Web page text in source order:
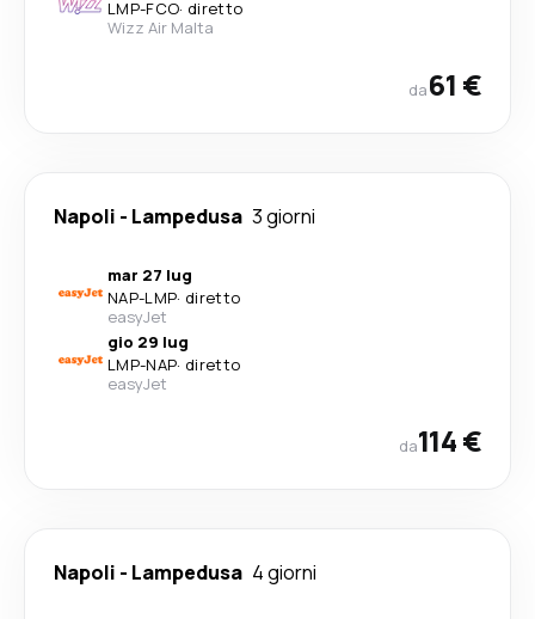
LMP-FCO· diretto
Wizz Air Malta
da61 €
Napoli - Lampedusa 3 giorni
mar 27 lug
NAP-LMP· diretto
easyJet
gio 29 lug
LMP-NAP· diretto
easyJet
da114 €
Napoli - Lampedusa 4 giorni